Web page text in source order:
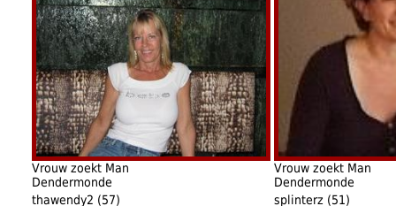
Vrouw zoekt Man
Dendermonde
Vrouw zoekt Man
Dendermonde
thawendy2 (57)
splinterz (51)